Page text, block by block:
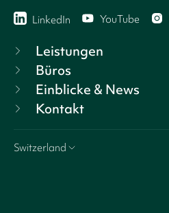
LinkedIn YouTube
Leistungen
Büros
Einblicke & News
Kontakt
Switzerland